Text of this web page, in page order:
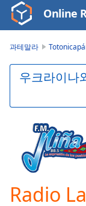
Video
Player
Play
Video
Skip
Mute
Current
Online
과테말라
우크라이나
Radio